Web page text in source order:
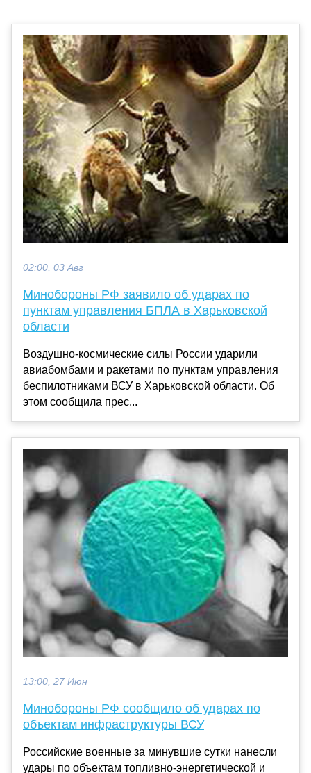
02:00, 03 Авг
Минобороны РФ заявило об ударах по
пунктам управления БПЛА в Харьковской
области
Воздушно-космические силы России ударили
авиабомбами и ракетами по пунктам управления
беспилотниками ВСУ в Харьковской области. Об
этом сообщила прес...
13:00, 27 Июн
Минобороны РФ сообщило об ударах по
объектам инфраструктуры ВСУ
Российские военные за минувшие сутки нанесли
удары по объектам топливно-энергетической и